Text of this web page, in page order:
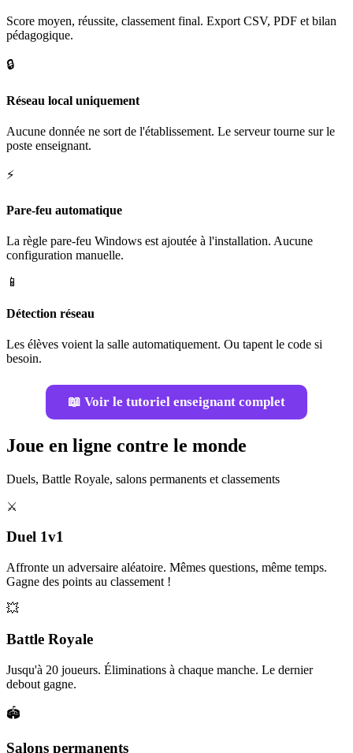
Score moyen, réussite, classement final. Export CSV, PDF et bilan
pédagogique.
🔒
Réseau local uniquement
Aucune donnée ne sort de l'établissement. Le serveur tourne sur le
poste enseignant.
⚡
Pare-feu automatique
La règle pare-feu Windows est ajoutée à l'installation. Aucune
configuration manuelle.
📱
Détection réseau
Les élèves voient la salle automatiquement. Ou tapent le code si
besoin.
📖 Voir le tutoriel enseignant complet
Joue en ligne contre le monde
Duels, Battle Royale, salons permanents et classements
⚔️
Duel 1v1
Affronte un adversaire aléatoire. Mêmes questions, même temps.
Gagne des points au classement !
💥
Battle Royale
Jusqu'à 20 joueurs. Éliminations à chaque manche. Le dernier
debout gagne.
🏟️
Salons permanents